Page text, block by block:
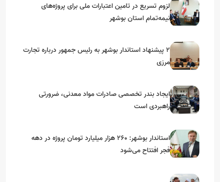
لزوم تسریع در تامین اعتبارات ملی برای پروژه‌های
نیمه‌تمام استان بوشهر
۲ پیشنهاد استاندار بوشهر به رئیس جمهور درباره تجارت
مرزی
ایجاد بندر تخصصی صادرات مواد معدنی، ضرورتی
راهبردی است
استاندار بوشهر: ۲۶۰ هزار میلیارد تومان پروژه در دهه
فجر افتتاح می‌شود